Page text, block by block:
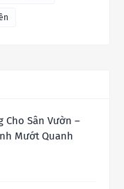
Cho Sân Vườn –
Mướt Quanh